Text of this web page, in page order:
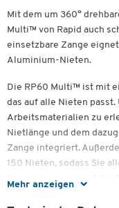
Mehr anzeigen
Mit dem um 360°
Multi™ von Rapid auch
einsetzbare Zange
Aluminium-Nieten.
Die RP60 Multi™ ist mit
das auf alle Nieten
Arbeitsmaterialien zu
Nietlänge und dem
Zange integriert.
150 Nieten, sodass Sie
Werkzeuge für Ihre
Mit der aus Stahl und